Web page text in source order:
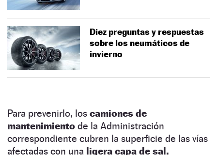
Diez preguntas y respuestas
sobre los neumáticos de
invierno
Para prevenirlo, los camiones de
mantenimiento de la Administración
correspondiente cubren la superficie de las vías
afectadas con una ligera capa de sal.